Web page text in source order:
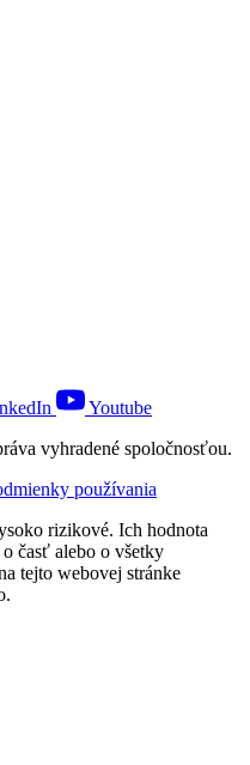
Youtube
vyhradené spoločnosťou.
používania
rizikové. Ich hodnota
časť alebo o všetky
tejto webovej stránke